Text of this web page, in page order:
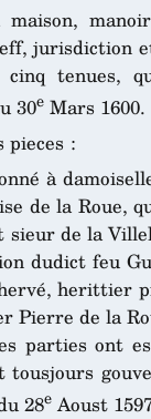
jurisdiction
tenues,
30e Mars 1600.
:
à
de la
sieur de la
dudict feu
herittier
Pierre de la
parties ont
28eAoust